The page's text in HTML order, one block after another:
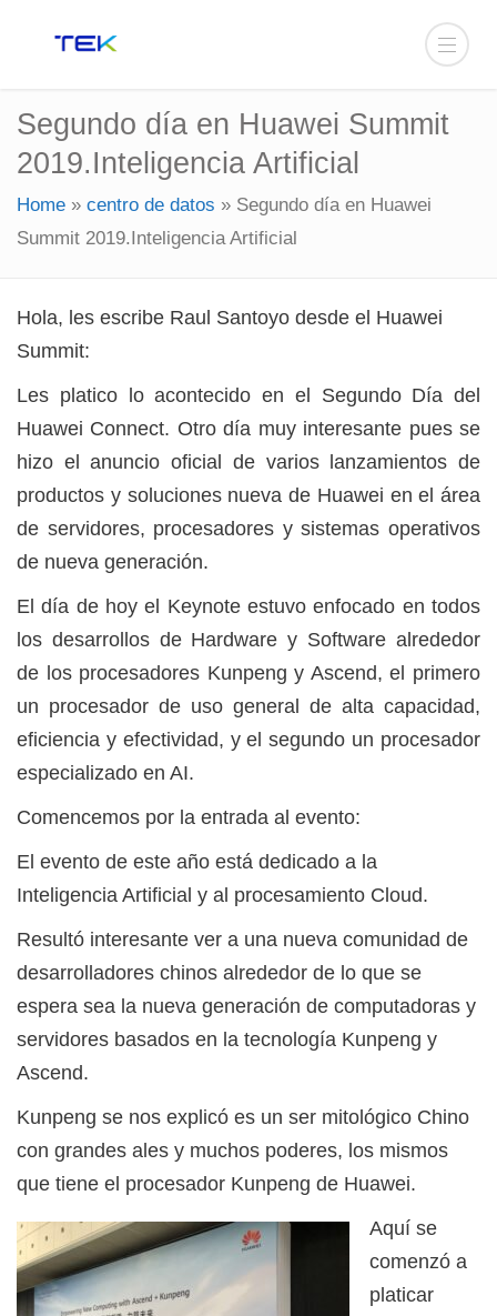
Segundo día en Huawei Summit
2019.Inteligencia Artificial
Home » centro de datos » Segundo día en Huawei
Summit 2019.Inteligencia Artificial
Hola, les escribe Raul Santoyo desde el Huawei
Summit:
Les platico lo acontecido en el Segundo Día del
Huawei Connect. Otro día muy interesante pues se
hizo el anuncio oficial de varios lanzamientos de
productos y soluciones nueva de Huawei en el área
de servidores, procesadores y sistemas operativos
de nueva generación.
El día de hoy el Keynote estuvo enfocado en todos
los desarrollos de Hardware y Software alrededor
de los procesadores Kunpeng y Ascend, el primero
un procesador de uso general de alta capacidad,
eficiencia y efectividad, y el segundo un procesador
especializado en AI.
Comencemos por la entrada al evento:
El evento de este año está dedicado a la
Inteligencia Artificial y al procesamiento Cloud.
Resultó interesante ver a una nueva comunidad de
desarrolladores chinos alrededor de lo que se
espera sea la nueva generación de computadoras y
servidores basados en la tecnología Kunpeng y
Ascend.
Kunpeng se nos explicó es un ser mitológico Chino
con grandes ales y muchos poderes, los mismos
que tiene el procesador Kunpeng de Huawei.
Aquí se
comenzó a
platicar